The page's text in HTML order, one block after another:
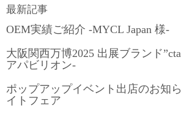
最新記事
OEM実績ご紹介 -MYCL Japan 様-
大阪関西万博2025 出展ブランド
アパビリオン-
ポップアップイベント出店のお知
イトフェア